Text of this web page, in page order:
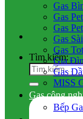
Tìm kiếm:
Gas
Gas
Gas
Gas
Gas
Gia
Gas
MISS
Gas công
Bếp